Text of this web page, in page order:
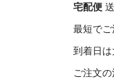
宅配便
最短でご
到着日は
ご注文